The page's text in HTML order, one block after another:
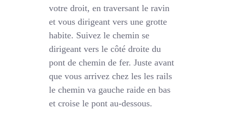
votre droit, en traversant le ravin
et vous dirigeant vers une grotte
habite. Suivez le chemin se
dirigeant vers le côté droite du
pont de chemin de fer. Juste avant
que vous arrivez chez les les rails
le chemin va gauche raide en bas
et croise le pont au-dessous.